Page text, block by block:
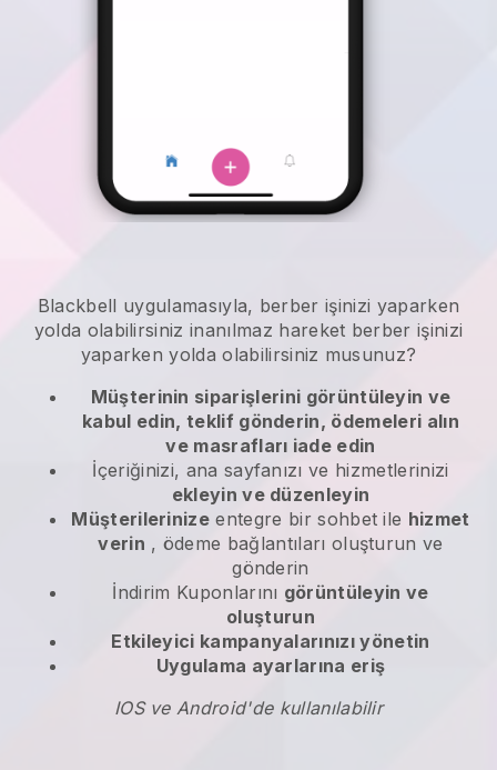
Blackbell uygulamasıyla, berber işinizi yaparken
yolda olabilirsiniz inanılmaz hareket berber işinizi
yaparken yolda olabilirsiniz musunuz?
Müşterinin siparişlerini görüntüleyin ve
kabul edin, teklif gönderin, ödemeleri alın
ve masrafları iade edin
İçeriğinizi, ana sayfanızı ve hizmetlerinizi
ekleyin ve düzenleyin
Müşterilerinize entegre bir sohbet ile hizmet
verin , ödeme bağlantıları oluşturun ve
gönderin
İndirim Kuponlarını görüntüleyin ve
oluşturun
Etkileyici kampanyalarınızı yönetin
Uygulama ayarlarına eriş
IOS ve Android'de kullanılabilir